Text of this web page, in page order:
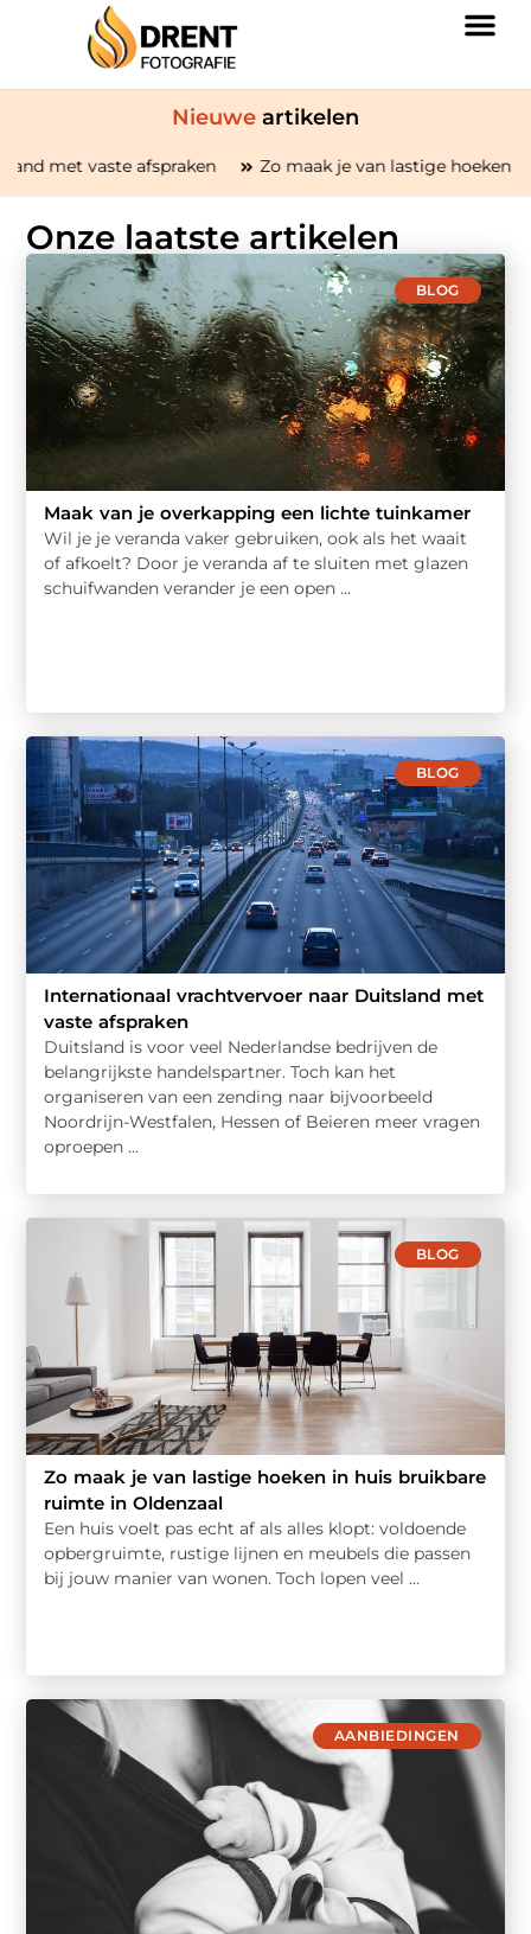
Nieuwe artikelen
Zo maak je van lastige hoeken in huis bruikbare
Onze laatste artikelen
BLOG
Maak van je overkapping een lichte tuinkamer
Wil je je veranda vaker gebruiken, ook als het waait
of afkoelt? Door je veranda af te sluiten met glazen
schuifwanden verander je een open ...
BLOG
Internationaal vrachtvervoer naar Duitsland met
vaste afspraken
Duitsland is voor veel Nederlandse bedrijven de
belangrijkste handelspartner. Toch kan het
organiseren van een zending naar bijvoorbeeld
Noordrijn-Westfalen, Hessen of Beieren meer vragen
oproepen ...
BLOG
Zo maak je van lastige hoeken in huis bruikbare
ruimte in Oldenzaal
Een huis voelt pas echt af als alles klopt: voldoende
opbergruimte, rustige lijnen en meubels die passen
bij jouw manier van wonen. Toch lopen veel ...
AANBIEDINGEN